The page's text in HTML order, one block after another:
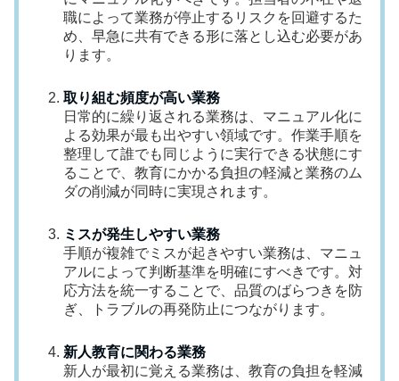
職によって業務が停止するリスクを回避するた
め、早急に共有できる形に落とし込む必要があ
ります。
取り組む頻度が高い業務
日常的に繰り返される業務は、マニュアル化に
よる効果が最も出やすい領域です。作業手順を
整理して誰でも同じように実行できる状態にす
ることで、教育にかかる負担の軽減と業務のム
ダの削減が同時に実現されます。
ミスが発生しやすい業務
手順が複雑でミスが起きやすい業務は、マニュ
アルによって判断基準を明確にすべきです。対
応方法を統一することで、品質のばらつきを防
ぎ、トラブルの再発防止につながります。
新人教育に関わる業務
新人が最初に覚える業務は、教育の負担を軽減